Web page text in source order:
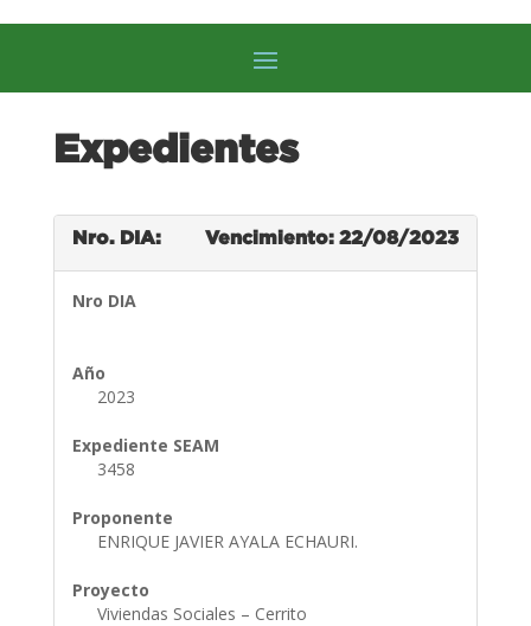
Expedientes
Nro. DIA: Vencimiento: 22/08/2023
Nro DIA
Año
2023
Expediente SEAM
3458
Proponente
ENRIQUE JAVIER AYALA ECHAURI.
Proyecto
Viviendas Sociales – Cerrito